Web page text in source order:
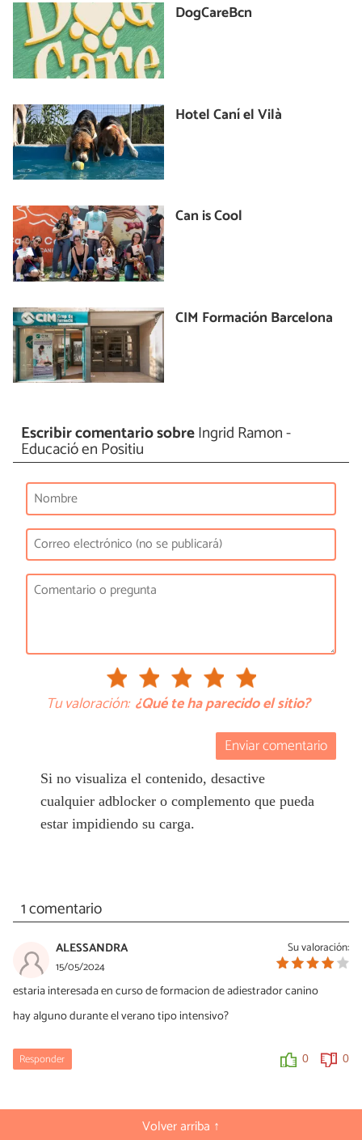
DogCareBcn
Hotel Caní el Vilà
Can is Cool
CIM Formación Barcelona
Escribir comentario sobreIngrid Ramon -
Educació en Positiu
Tu valoración: ¿Qué te ha parecido el sitio?
Enviar comentario
Si no visualiza el contenido, desactive
cualquier adblocker o complemento que pueda
estar impidiendo su carga.
1 comentario
Su valoración:
ALESSANDRA
15/05/2024
estaria interesada en curso de formacion de adiestrador canino
hay alguno durante el verano tipo intensivo?
Responder 0 0
Volver arriba ↑